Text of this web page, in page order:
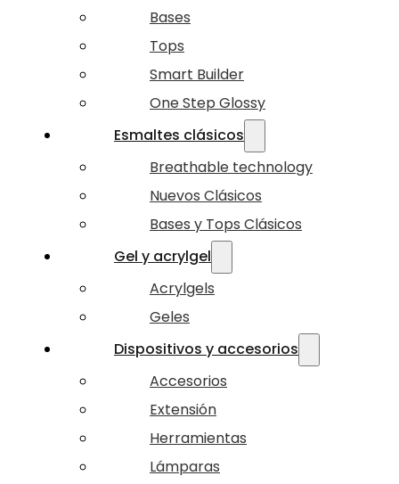
Bases
Tops
Smart Builder
One Step Glossy
Esmaltes clásicos
Breathable technology
Nuevos Clásicos
Bases y Tops Clásicos
Gel y acrylgel
Acrylgels
Geles
Dispositivos y accesorios
Accesorios
Extensión
Herramientas
Lámparas